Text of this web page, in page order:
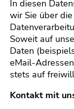
In diesen
wir Sie über
Soweit auf
Daten
eMail-
stets auf
Kontakt mit